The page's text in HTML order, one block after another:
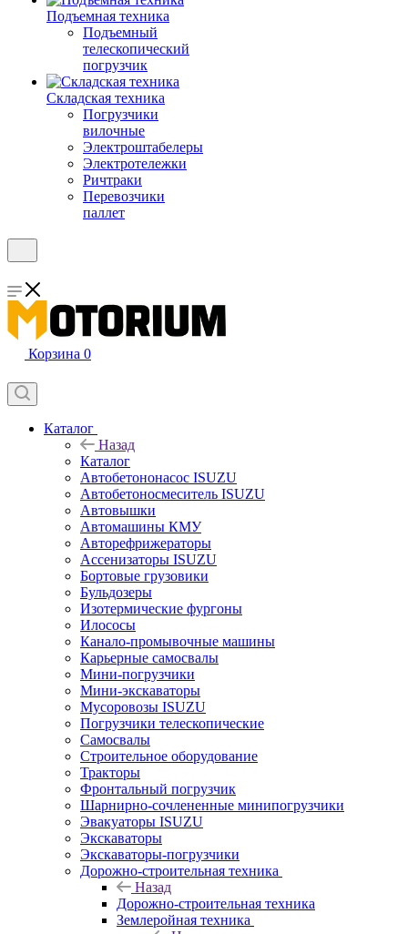
Подъемная техника
Подъемный
телескопический
погрузчик
Складская техника
Погрузчики
вилочные
Электроштабелеры
Электротележки
Ричтраки
Перевозчики
паллет
Корзина 0
Каталог
Назад
Каталог
Автобетононасос ISUZU
Автобетоносмеситель ISUZU
Автовышки
Автомашины КМУ
Авторефрижераторы
Ассенизаторы ISUZU
Бортовые грузовики
Бульдозеры
Изотермические фургоны
Илососы
Канало-промывочные машины
Карьерные самосвалы
Мини-погрузчики
Мини-экскаваторы
Мусоровозы ISUZU
Погрузчики телескопические
Самосвалы
Строительное оборудование
Тракторы
Фронтальный погрузчик
Шарнирно-сочлененные минипогрузчики
Эвакуаторы ISUZU
Экскаваторы
Экскаваторы-погрузчики
Дорожно-строительная техника
Назад
Дорожно-строительная техника
Землеройная техника